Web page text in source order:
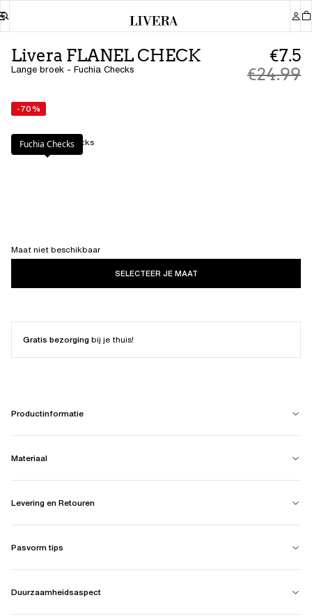
Livera FLANEL CHECK
Lange broek - Fuchia Checks
€7.5
€24.99
-70%
Kleur: Fuchia Checks
Fuchia Checks
Maat niet beschikbaar
SELECTEER JE MAAT
Gratis bezorgingbij je thuis!
Productinformatie
Materiaal
Levering en Retouren
Pasvorm tips
Duurzaamheidsaspect